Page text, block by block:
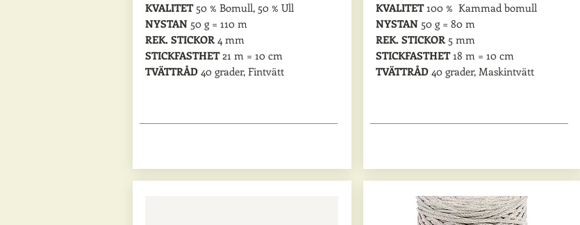
KVALITET 50 % Bomull, 50 % Ull
NYSTAN50 g = 110 m
REK. STICKOR 4 mm
STICKFASTHET21 m = 10 cm
TVÄTTRÅD40 grader, Fintvätt
KVALITET100 % Kammad bomull
NYSTAN50 g = 80 m
REK. STICKOR 5 mm
STICKFASTHET18 m = 10 cm
TVÄTTRÅD40 grader, Maskintvätt